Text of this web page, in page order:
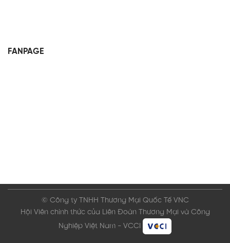
FANPAGE
© Công ty TNHH Thương Mại Quốc Tế VNC
Hội Viên chính thức của Liên Đoàn Thương Mại và Công
Nghiệp Việt Nam - VCCI